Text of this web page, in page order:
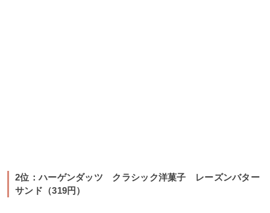
2位：ハーゲンダッツ クラシック洋菓子 レーズンバター
サンド（319円）